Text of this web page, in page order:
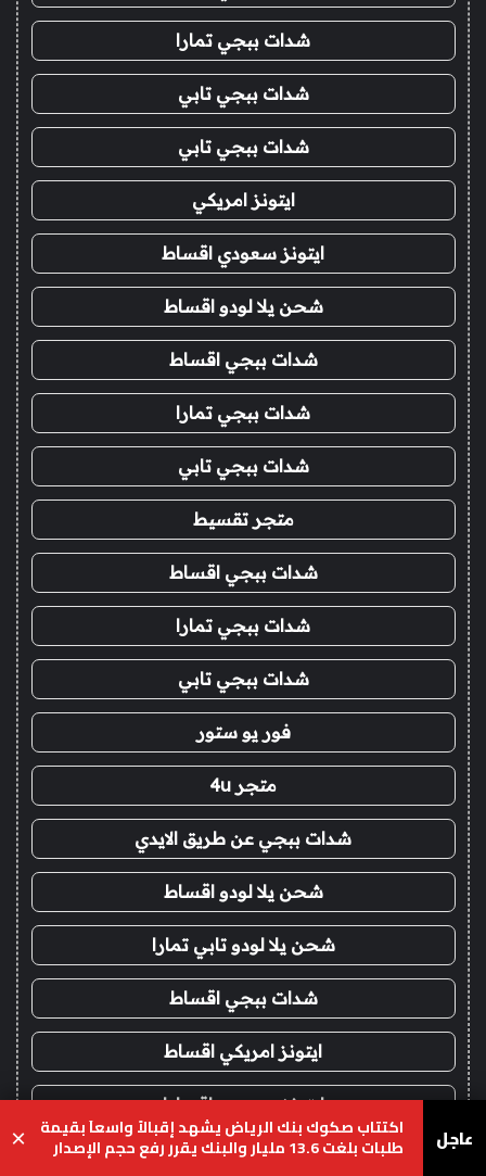
شدات ببجي تمارا
شدات ببجي تابي
شدات ببجي تابي
ايتونز امريكي
ايتونز سعودي اقساط
شحن يلا لودو اقساط
شدات ببجي اقساط
شدات ببجي تمارا
شدات ببجي تابي
متجر تقسيط
شدات ببجي اقساط
شدات ببجي تمارا
شدات ببجي تابي
فور يو ستور
متجر 4u
شدات ببجي عن طريق الايدي
شحن يلا لودو اقساط
شحن يلا لودو تابي تمارا
شدات ببجي اقساط
ايتونز امريكي اقساط
ايتونز سعودي اقساط
فور يو
عاجل اكتتاب صكوك بنك الرياض يشهد إقبالاً واسعاَ بقيمة
طلبات بلغت 13.6 مليار والبنك يقرر رفع حجم الإصدار ×